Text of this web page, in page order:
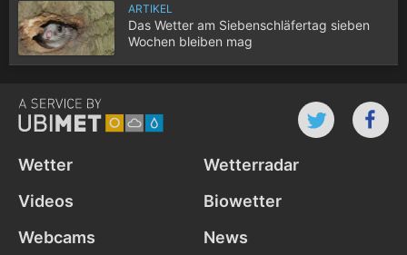
ARTIKEL
Das Wetter am Siebenschläfertag sieben
Wochen bleiben mag
Wetter
Wetterradar
Videos
Biowetter
Webcams
News